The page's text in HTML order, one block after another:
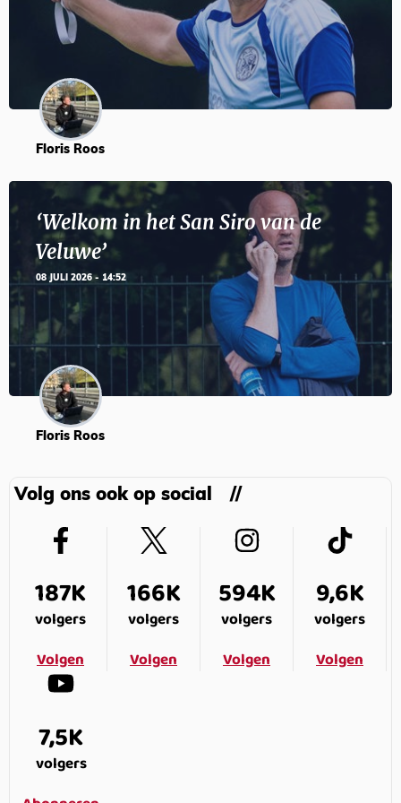
Floris Roos
‘Welkom in het San Siro van de
Veluwe’
08 JULI 2026 - 14:52
Floris Roos
Volg ons ook op social
187K
volgers
Volgen
166K
volgers
Volgen
594K
volgers
Volgen
9,6K
volgers
Volgen
7,5K
volgers